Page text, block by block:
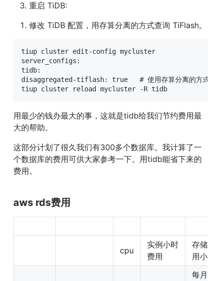
重启 TiDB:
修改 TiDB 配置，用存算分离的方式查询 TiFlash。
tiup cluster edit-config mycluster
server_configs:
tidb:
disaggregated-tiflash: true   # 使用存算分离的方式查
tiup cluster reload mycluster -R tidb
用最少的钱办最大的事，这就是tidb给我们节约费用最
大的帮助。
这部分计划了很久我们有300多个数据库。我计算了一
个数据库的费用可供大家参考一下。用tidb能省下来的
费用。
aws rds费用
cpu
实例小时
费用
存储费
用小时
每月每